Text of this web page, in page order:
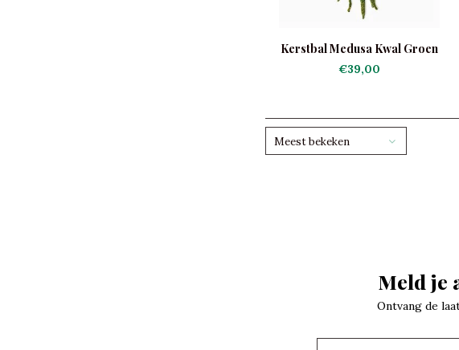
Kerstbal Medusa Kwal Groen
€39,00
Meest bekeken
Meld je
Ontvang de